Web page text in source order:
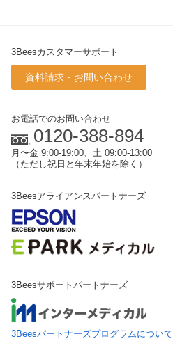
3Beesカスタマーサポート
資料請求・お問い合わせ
お電話でのお問い合わせ
0120-388-894
月〜金 9:00-19:00、土 09:00-13:00
（ただし祝日と年末年始を除く）
3Beesアライアンスパートナーズ
3Beesサポートパートナーズ
3Beesパートナーズプログラムについて